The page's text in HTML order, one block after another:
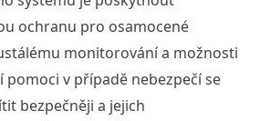
ochranu pro osamocené
monitorování a možnosti
pomoci v případě nebezpečí se
bezpečněji a jejich